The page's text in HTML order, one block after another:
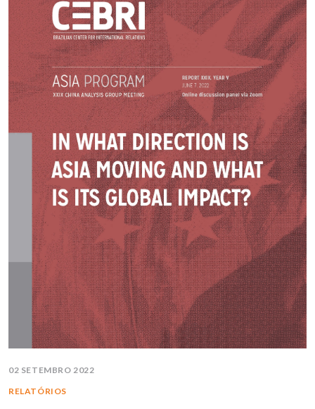
02 SETEMBRO 2022
RELATÓRIOS